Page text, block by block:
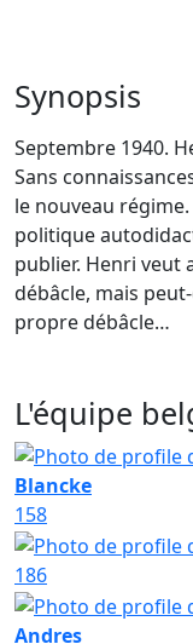
Synopsis
Septembre 1940.
Sans
le nouveau
politique
publier. Henri veut
débâcle, mais
propre débâcle…
L'équipe
Blancke
158
186
Andres